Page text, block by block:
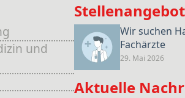
und
Wir suchen
Fachärzte
29. Mai 2026
Aktuelle